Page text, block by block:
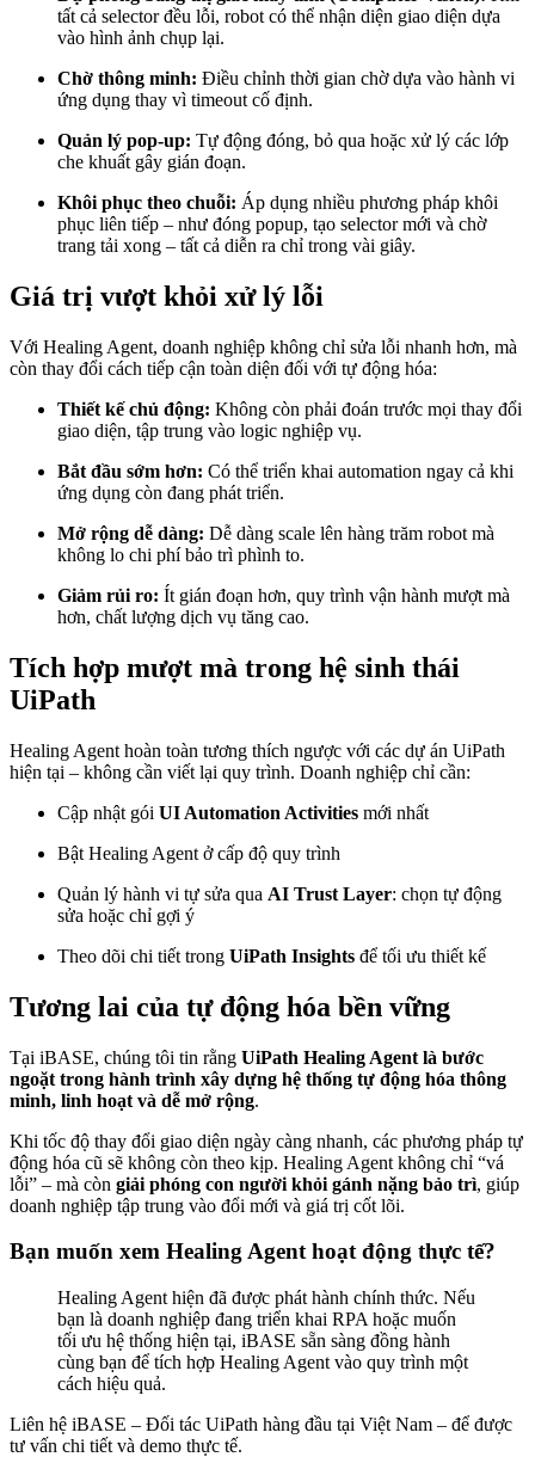
tất cả selector đều lỗi, robot có thể nhận diện giao diện dựa
vào hình ảnh chụp lại.
Chờ thông minh: Điều chỉnh thời gian chờ dựa vào hành vi
ứng dụng thay vì timeout cố định.
Quản lý pop-up: Tự động đóng, bỏ qua hoặc xử lý các lớp
che khuất gây gián đoạn.
Khôi phục theo chuỗi: Áp dụng nhiều phương pháp khôi
phục liên tiếp – như đóng popup, tạo selector mới và chờ
trang tải xong – tất cả diễn ra chỉ trong vài giây.
Giá trị vượt khỏi xử lý lỗi
Với Healing Agent, doanh nghiệp không chỉ sửa lỗi nhanh hơn, mà
còn thay đổi cách tiếp cận toàn diện đối với tự động hóa:
Thiết kế chủ động: Không còn phải đoán trước mọi thay đổi
giao diện, tập trung vào logic nghiệp vụ.
Bắt đầu sớm hơn: Có thể triển khai automation ngay cả khi
ứng dụng còn đang phát triển.
Mở rộng dễ dàng: Dễ dàng scale lên hàng trăm robot mà
không lo chi phí bảo trì phình to.
Giảm rủi ro: Ít gián đoạn hơn, quy trình vận hành mượt mà
hơn, chất lượng dịch vụ tăng cao.
Tích hợp mượt mà trong hệ sinh thái
UiPath
Healing Agent hoàn toàn tương thích ngược với các dự án UiPath
hiện tại – không cần viết lại quy trình. Doanh nghiệp chỉ cần:
Cập nhật gói UI Automation Activities mới nhất
Bật Healing Agent ở cấp độ quy trình
Quản lý hành vi tự sửa qua AI Trust Layer: chọn tự động
sửa hoặc chỉ gợi ý
Theo dõi chi tiết trong UiPath Insights để tối ưu thiết kế
Tương lai của tự động hóa bền vững
Tại iBASE, chúng tôi tin rằng UiPath Healing Agent là bước
ngoặt trong hành trình xây dựng hệ thống tự động hóa thông
minh, linh hoạt và dễ mở rộng.
Khi tốc độ thay đổi giao diện ngày càng nhanh, các phương pháp tự
động hóa cũ sẽ không còn theo kịp. Healing Agent không chỉ “vá
lỗi” – mà còn giải phóng con người khỏi gánh nặng bảo trì, giúp
doanh nghiệp tập trung vào đổi mới và giá trị cốt lõi.
Bạn muốn xem Healing Agent hoạt động thực tế?
Healing Agent hiện đã được phát hành chính thức. Nếu
bạn là doanh nghiệp đang triển khai RPA hoặc muốn
tối ưu hệ thống hiện tại, iBASE sẵn sàng đồng hành
cùng bạn để tích hợp Healing Agent vào quy trình một
cách hiệu quả.
Liên hệ iBASE – Đối tác UiPath hàng đầu tại Việt Nam – để được
tư vấn chi tiết và demo thực tế.